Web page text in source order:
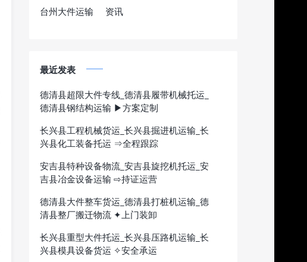
台州大件运输
资讯
最近发表
德清县超限大件专线_德清县履带机械托运_
德清县钢结构运输 ▶方案定制
长兴县工程机械货运_长兴县掘进机运输_长
兴县化工装备托运 ⇒全程跟踪
安吉县特种设备物流_安吉县旋挖机托运_安
吉县冶金设备运输 ⇨持证运营
德清县大件整车货运_德清县打桩机运输_德
清县整厂搬迁物流 ✦上门装卸
长兴县重型大件托运_长兴县压路机运输_长
兴县模具设备货运 ✧安全承运